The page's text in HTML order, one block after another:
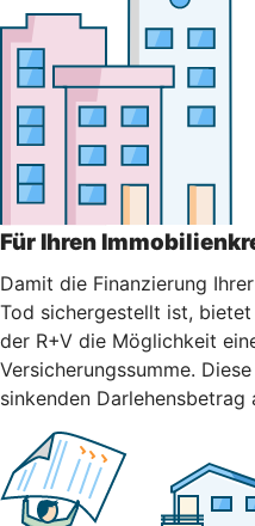
Für Ihren
Damit die Finanzierung
Tod sichergestellt ist,
der R+V die Möglichkeit
Versicherungssumme.
sinkenden Darlehensbetrag